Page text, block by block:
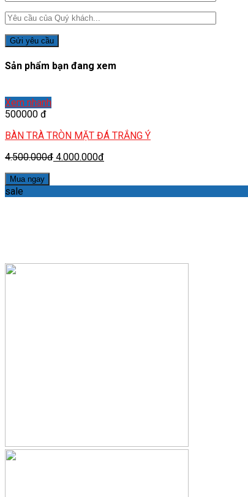
Sản phẩm bạn đang xem
Xem nhanh
500000 đ
BÀN TRÀ TRÒN MẶT ĐÁ TRẮNG Ý
4.500.000đ 4.000.000đ
Mua ngay
sale